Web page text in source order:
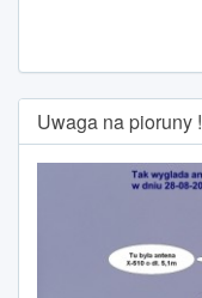
Uwaga na pioruny !